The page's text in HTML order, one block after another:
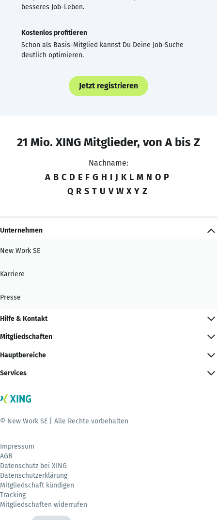
besseres Job-Leben.
Kostenlos profitieren
Schon als Basis-Mitglied kannst Du Deine Job-Suche
deutlich optimieren.
Jetzt registrieren
21 Mio. XING Mitglieder, von A bis Z
Nachname:
A B C D E F G H I J K L M N O P
Q R S T U V W X Y Z
Unternehmen
New Work SE
Karriere
Presse
Hilfe & Kontakt
Mitgliedschaften
Hauptbereiche
Services
© New Work SE | Alle Rechte vorbehalten
Impressum
AGB
Datenschutz bei XING
Datenschutzerklärung
Mitgliedschaft kündigen
Tracking
Mitgliedschaften widerrufen